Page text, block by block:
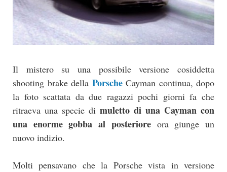
Il mistero su una possibile versione cosiddetta
shooting brake della PorscheCayman continua, dopo
la foto scattata da due ragazzi pochi giorni fa che
ritraeva una specie di muletto di una Cayman con
una enorme gobba al posterioreora giunge un
nuovo indizio.
Molti pensavano che la Porsche vista in versione